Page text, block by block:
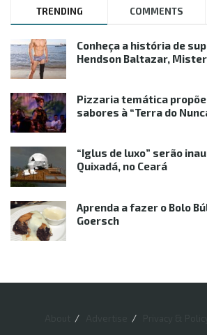
TRENDING COMMENTS
Conheça a história de
Hendson Baltazar,
Pizzaria temática
sabores à “Terra do
“Iglus de luxo” serão
Quixadá, no Ceará
Aprenda a fazer o Bolo
Goersch